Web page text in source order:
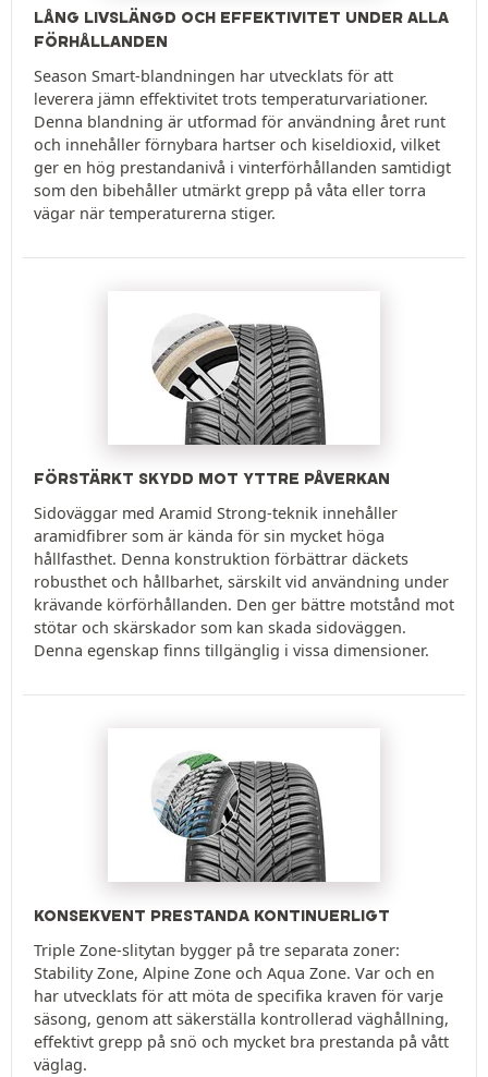
LÅNG LIVSLÄNGD OCH EFFEKTIVITET UNDER ALLA
FÖRHÅLLANDEN
Season Smart-blandningen har utvecklats för att
leverera jämn effektivitet trots temperaturvariationer.
Denna blandning är utformad för användning året runt
och innehåller förnybara hartser och kiseldioxid, vilket
ger en hög prestandanivå i vinterförhållanden samtidigt
som den bibehåller utmärkt grepp på våta eller torra
vägar när temperaturerna stiger.
FÖRSTÄRKT SKYDD MOT YTTRE PÅVERKAN
Sidoväggar med Aramid Strong-teknik innehåller
aramidfibrer som är kända för sin mycket höga
hållfasthet. Denna konstruktion förbättrar däckets
robusthet och hållbarhet, särskilt vid användning under
krävande körförhållanden. Den ger bättre motstånd mot
stötar och skärskador som kan skada sidoväggen.
Denna egenskap finns tillgänglig i vissa dimensioner.
KONSEKVENT PRESTANDA KONTINUERLIGT
Triple Zone-slitytan bygger på tre separata zoner:
Stability Zone, Alpine Zone och Aqua Zone. Var och en
har utvecklats för att möta de specifika kraven för varje
säsong, genom att säkerställa kontrollerad väghållning,
effektivt grepp på snö och mycket bra prestanda på vått
väglag.